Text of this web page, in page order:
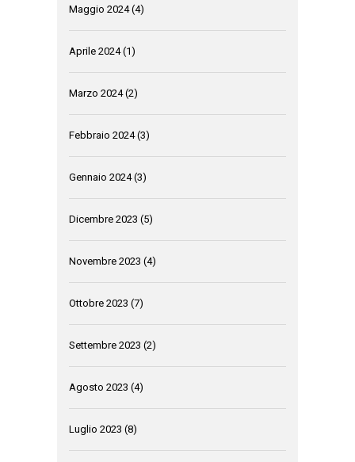
Maggio 2024(4)
Aprile 2024(1)
Marzo 2024(2)
Febbraio 2024(3)
Gennaio 2024(3)
Dicembre 2023 (5)
Novembre 2023 (4)
Ottobre 2023 (7)
Settembre 2023 (2)
Agosto 2023 (4)
Luglio 2023 (8)